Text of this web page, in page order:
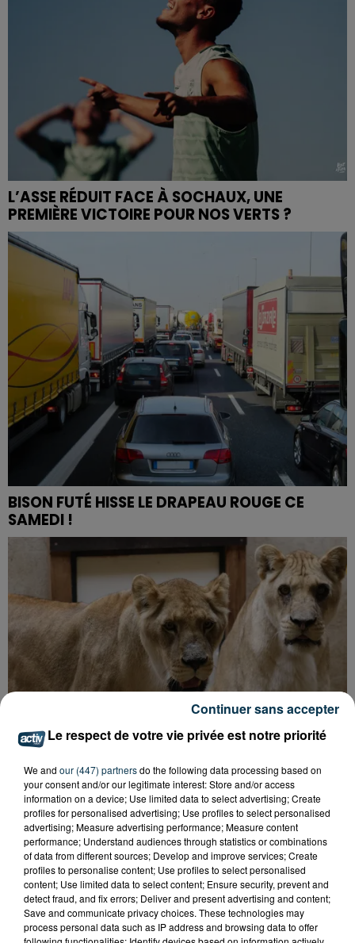
L’ASSE RÉDUIT FACE À SOCHAUX, UNE
PREMIÈRE VICTOIRE POUR NOS VERTS ?
BISON FUTÉ HISSE LE DRAPEAU ROUGE CE
SAMEDI !
LOIRE : 4 NOUVEAUX FÉLINS DE CIRQUE
ACCUEILLIS À...
Le respect de votre vie privée est notre priorité
We and our (447) partnersdo the following data processing based on
your consent and/or our legitimate interest: Store and/or access
information on a device; Use limited data to select advertising; Create
profiles for personalised advertising; Use profiles to select personalised
advertising; Measure advertising performance; Measure content
performance; Understand audiences through statistics or combinations
of data from different sources; Develop and improve services; Create
profiles to personalise content; Use profiles to select personalised
content; Use limited data to select content; Ensure security, prevent and
detect fraud, and fix errors; Deliver and present advertising and content;
Save and communicate privacy choices. These technologies may
process personal data such as IP address and browsing data to offer
Continuer sans accepter